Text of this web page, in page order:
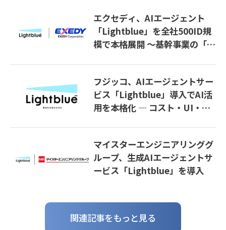
エクセディ、AIエージェント
「Lightblue」を全社500ID規
模で本格展開 〜基幹事業の「稼
フジッコ、AIエージェントサー
ビス「Lightblue」導入でAI活
用を本格化 ― コスト・UI・セ
マイスターエンジニアリンググ
ループ、生成AIエージェントサ
ービス「Lightblue」を導入
関連記事をもっと見る